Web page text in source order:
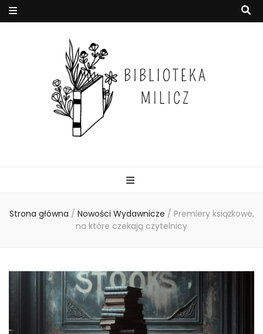
Strona główna / Nowości Wydawnicze / Premiery książkowe,
na które czekają czytelnicy